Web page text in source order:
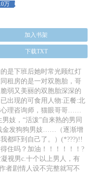
万
加入书架
下载TXT
是下班后她时常光顾红灯
租房的是一对双胞胎，哥
弱又美丽的双胞胎深深的
出现的可食用人物:正餐:北
心理咨询师，猫眼哥哥……
妓，“活泼”自来熟的男同
金发狗狗男妓……（逐渐增
都吓到自己了。）(*???)!!
住吗？加油！！！！！！?
视男c.十个以上男人，有
者剧情人设不完整就写不